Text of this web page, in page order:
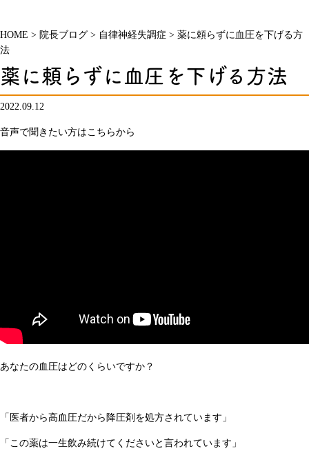
HOME > 院長ブログ > 自律神経失調症 > 薬に頼らずに血圧を下げる方
法
薬に頼らずに血圧を下げる方法
2022.09.12
音声で聞きたい方はこちらから
あなたの血圧はどのくらいですか？
「医者から高血圧だから降圧剤を処方されています」
「この薬は一生飲み続けてくださいと言われています」